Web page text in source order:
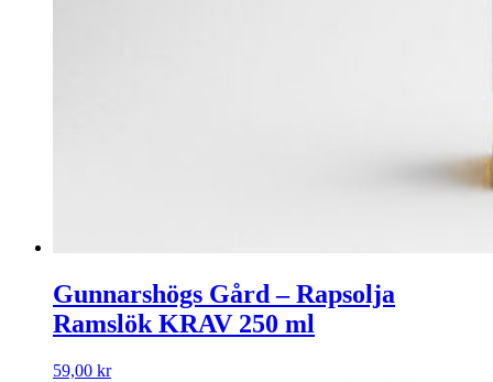
Gunnarshögs Gård – Rapsolja
Ramslök KRAV 250 ml
59,00 kr